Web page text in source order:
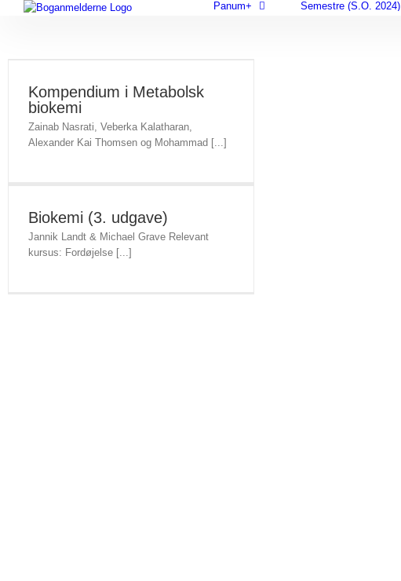
Panum+ Semestre (S.O. 2024)
Kompendium i Metabolsk
biokemi
Zainab Nasrati, Veberka Kalatharan,
Alexander Kai Thomsen og Mohammad [...]
Biokemi (3. udgave)
Jannik Landt & Michael Grave Relevant
kursus: Fordøjelse [...]